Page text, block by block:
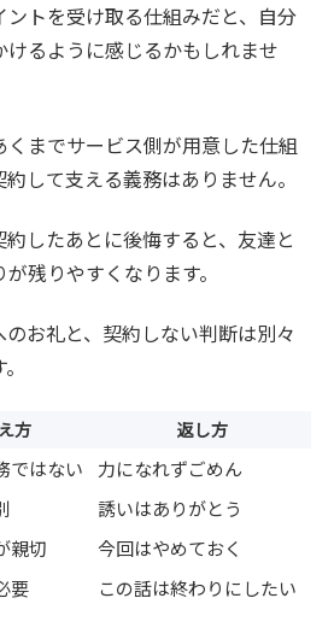
トを受け取る仕組みだと、自分
るように感じるかもしれませ
くまでサービス側が用意した仕組
して支える義務はありません。
したあとに後悔すると、友達と
残りやすくなります。
お礼と、契約しない判断は別々
方 返し方
ではない
力になれずごめん
誘いはありがとう
親切
今回はやめておく
要 この話は終わりにしたい